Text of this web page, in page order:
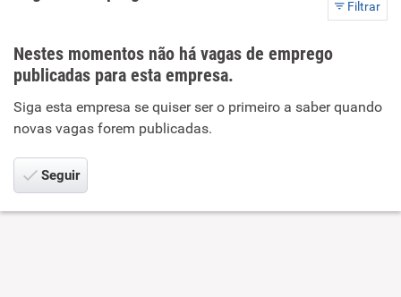
Filtrar
Nestes momentos não há vagas de emprego
publicadas para esta empresa.
Siga esta empresa se quiser ser o primeiro a saber quando
novas vagas forem publicadas.
Seguir